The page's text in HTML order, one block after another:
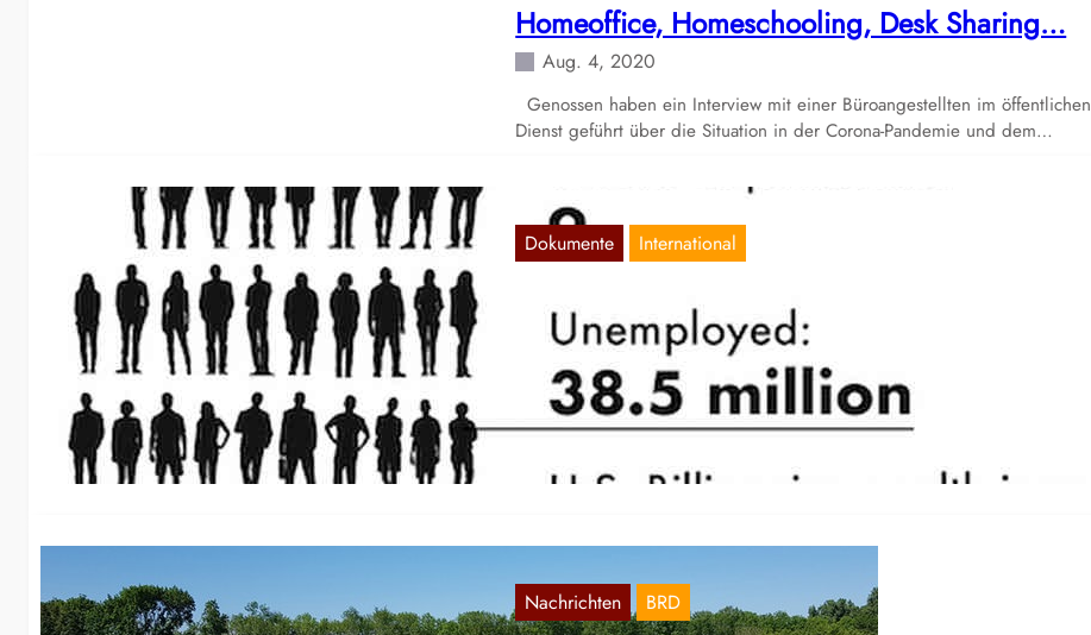
Homeoffice, Homeschooling, Desk Sharing…
Aug. 4, 2020
Genossen haben ein Interview mit einer Büroangestellten im öffentlichen
Dienst geführt über die Situation in der Corona-Pandemie und dem…
Dokumente International
Vermögensungleichheit stärker als gedacht
Juli 20, 2020
Kapitalismus basiert auf Ungleichheit. Die einen besitzen Kapital, die
anderen hingegen nichts als ihre (Ware) Arbeitskraft. Das heißt, dass
Vermögen…
Nachrichten BRD